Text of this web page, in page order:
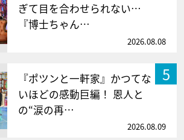
ぎて目を合わせられない…
『博士ちゃん…
2026.08.08
5
『ポツンと一軒家』かつてな
いほどの感動巨編！ 恩人と
の“涙の再…
2026.08.09